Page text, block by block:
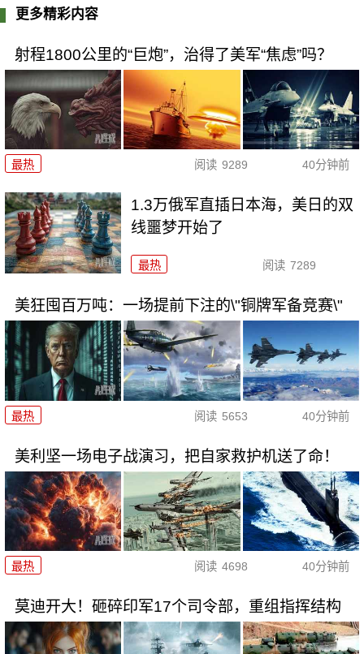
更多精彩内容
射程1800公里的“巨炮”，治得了美军“焦虑”吗？
最热 阅读 9289 40分钟前
1.3万俄军直插日本海，美日的双
线噩梦开始了
最热 阅读 7289
美狂囤百万吨：一场提前下注的\"铜牌军备竞赛\"
最热 阅读 5653 40分钟前
美利坚一场电子战演习，把自家救护机送了命！
最热 阅读 4698 40分钟前
莫迪开大！砸碎印军17个司令部，重组指挥结构